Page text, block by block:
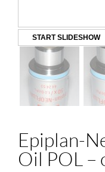
START SLIDESHOW
Epiplan-
Oil POL –